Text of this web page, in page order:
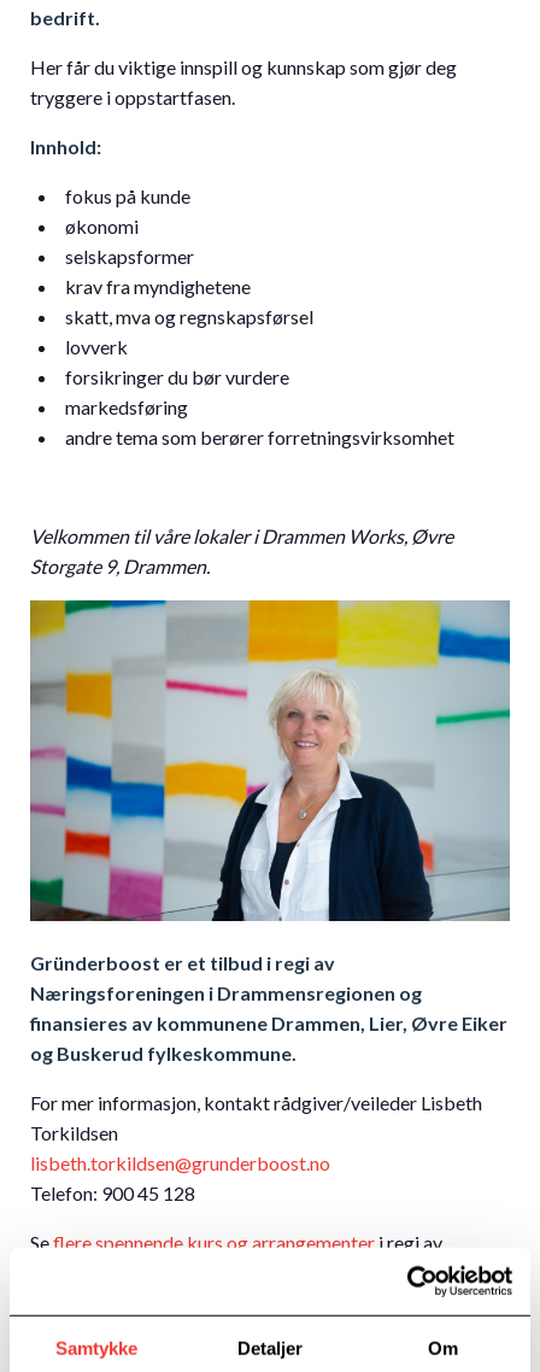
Samtykke Detaljer Om
bedrift.
Her får du viktige innspill og kunnskap som gjør deg
tryggere i oppstartfasen.
Innhold:
fokus på kunde
økonomi
selskapsformer
krav fra myndighetene
skatt, mva og regnskapsførsel
lovverk
forsikringer du bør vurdere
markedsføring
andre tema som berører forretningsvirksomhet
Velkommen til våre lokaler i Drammen Works, Øvre
Storgate 9, Drammen.
Gründerboost er et tilbud i regi av
Næringsforeningen i Drammensregionen og
finansieres av kommunene Drammen, Lier, Øvre Eiker
og Buskerud fylkeskommune.
For mer informasjon, kontakt rådgiver/veileder Lisbeth
Torkildsen
lisbeth.torkildsen@grunderboost.no
Telefon: 900 45 128
Seflere spennende kurs og arrangementer i regi av
Detaljer